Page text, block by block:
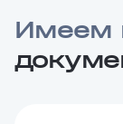
Имеем